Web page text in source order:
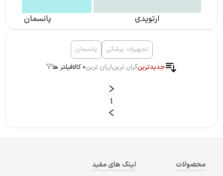
ارتوپدی پانسمان
تجهیزات پزشکی
پانسمان
جدیدترینگران ترینارزان ترین0 کالا فیلتر ها
1
محصولات لینک های مفید